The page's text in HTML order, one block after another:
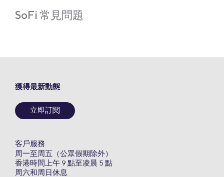
SoFi 常見問題
獲得最新動態
立即訂閱
客戶服務
周一至周五（公眾假期除外）
香港時間上午 9 點至凌晨 5 點
周六和周日休息